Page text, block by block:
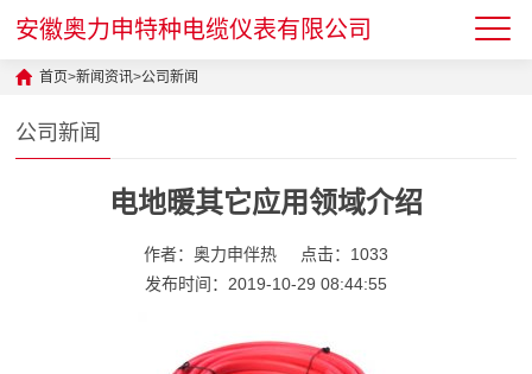
安徽奥力申特种电缆仪表有限公司
首页>新闻资讯>公司新闻
公司新闻
电地暖其它应用领域介绍
作者：奥力申伴热
点击：1033
发布时间：2019-10-29 08:44:55